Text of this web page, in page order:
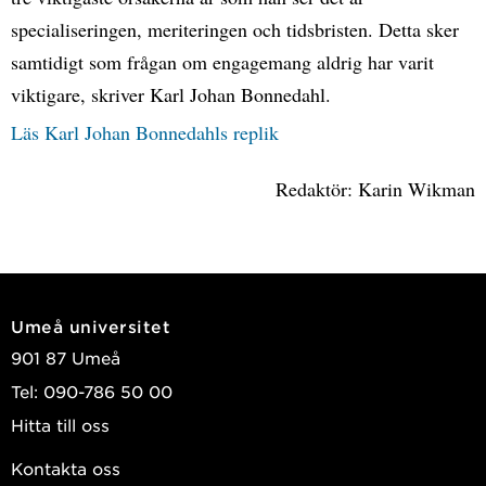
specialiseringen, meriteringen och tidsbristen. Detta sker
samtidigt som frågan om engagemang aldrig har varit
viktigare, skriver Karl Johan Bonnedahl.
Läs Karl Johan Bonnedahls replik
Redaktör: Karin Wikman
Umeå universitet
901 87 Umeå
Tel: 090-786 50 00
Hitta till oss
Kontakta oss